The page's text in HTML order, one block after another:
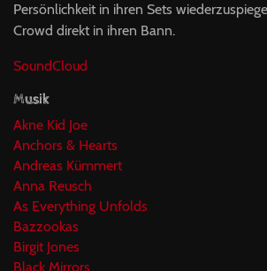
Persönlichkeit in ihren Sets
Crowd direkt in ihren Bann.
SoundCloud
Musik
Akne Kid Joe
Anchors & Hearts
Andreas Kümmert
Anna Reusch
As Everything Unfolds
Bazzookas
Birgit Jones
Black Mirrors